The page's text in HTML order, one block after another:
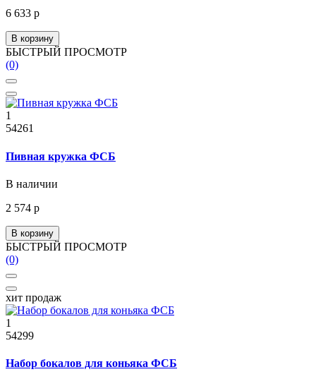
6 633 р
В корзину
БЫСТРЫЙ ПРОСМОТР
(0)
1
54261
Пивная кружка ФСБ
В наличии
2 574 р
В корзину
БЫСТРЫЙ ПРОСМОТР
(0)
хит продаж
1
54299
Набор бокалов для коньяка ФСБ